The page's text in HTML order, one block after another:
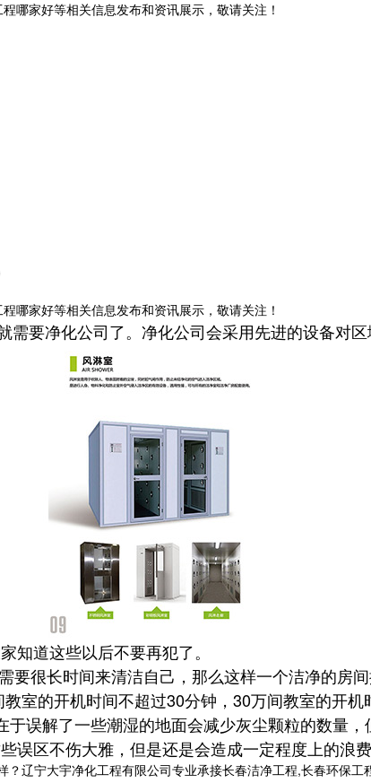
哪家好等相关信息发布和资讯展示，敬请关注！
哪家好等相关信息发布和资讯展示，敬请关注！
净化公司了。净化公司会采用先进的设备对区
道这些以后不要再犯了。
很长时间来清洁自己，那么这样一个洁净的房
室的开机时间不超过30分钟，30万间教室的开机
解了一些潮湿的地面会减少灰尘颗粒的数量，
不伤大雅，但是还是会造成一定程度上的浪费
辽宁大宇净化工程有限公司专业承接长春洁净工程,长春环保